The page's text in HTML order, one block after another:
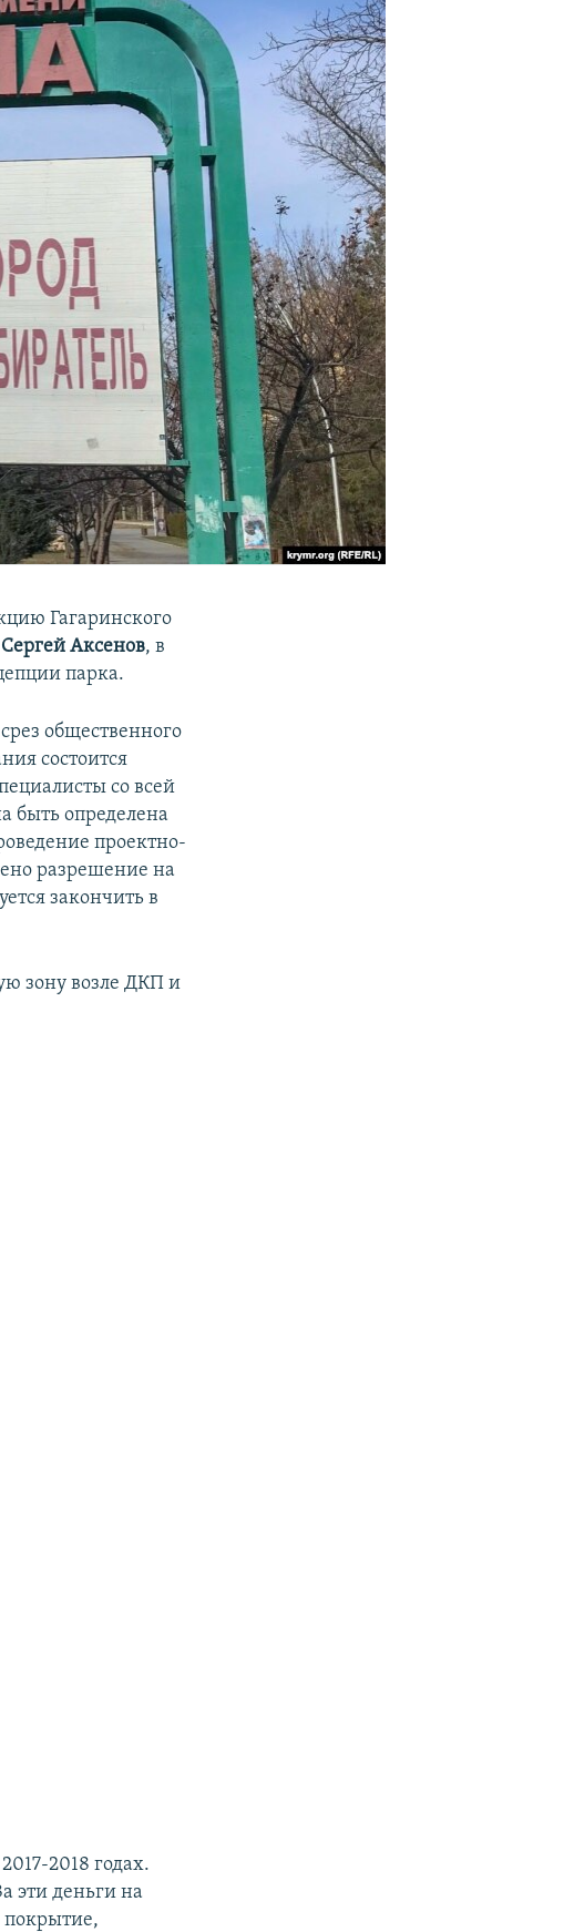
Гагаринского
Сергей Аксенов, в
парка.
общественного
состоится
со всей
быть определена
проектно-
разрешение на
закончить в
зону возле ДКП и
2018 годах.
эти деньги на
покрытие,